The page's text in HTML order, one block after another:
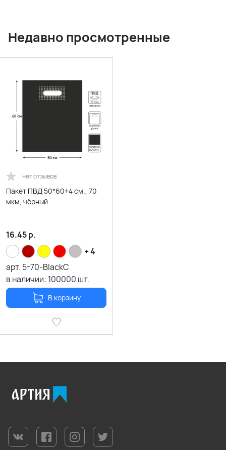
Недавно просмотренные
нет отзывов
Пакет ПВД 50*60+4 см., 70
мкм, чёрный
16.45р.
+ 4
арт. 5-70-BlackC
в наличии: 100000 шт.
В корзину